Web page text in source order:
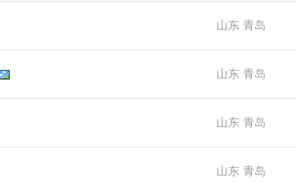
山东 青岛
山东 青岛
山东 青岛
山东 青岛